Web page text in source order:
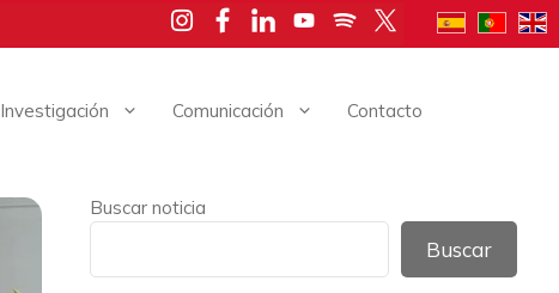
Investigación Comunicación Contacto
Buscar noticia
Buscar